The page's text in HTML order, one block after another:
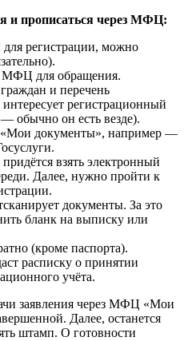
и прописаться через МФЦ:
регистрации, можно
МФЦ для обращения.
и перечень
регистрационный
обычно он есть везде).
«Мои документы», например —
взять электронный
Далее, нужно пройти к
документы. За это
бланк на выписку или
(кроме паспорта).
расписку о принятии
учёта.
заявления через МФЦ «Мои
Далее, останется
штамп. О готовности